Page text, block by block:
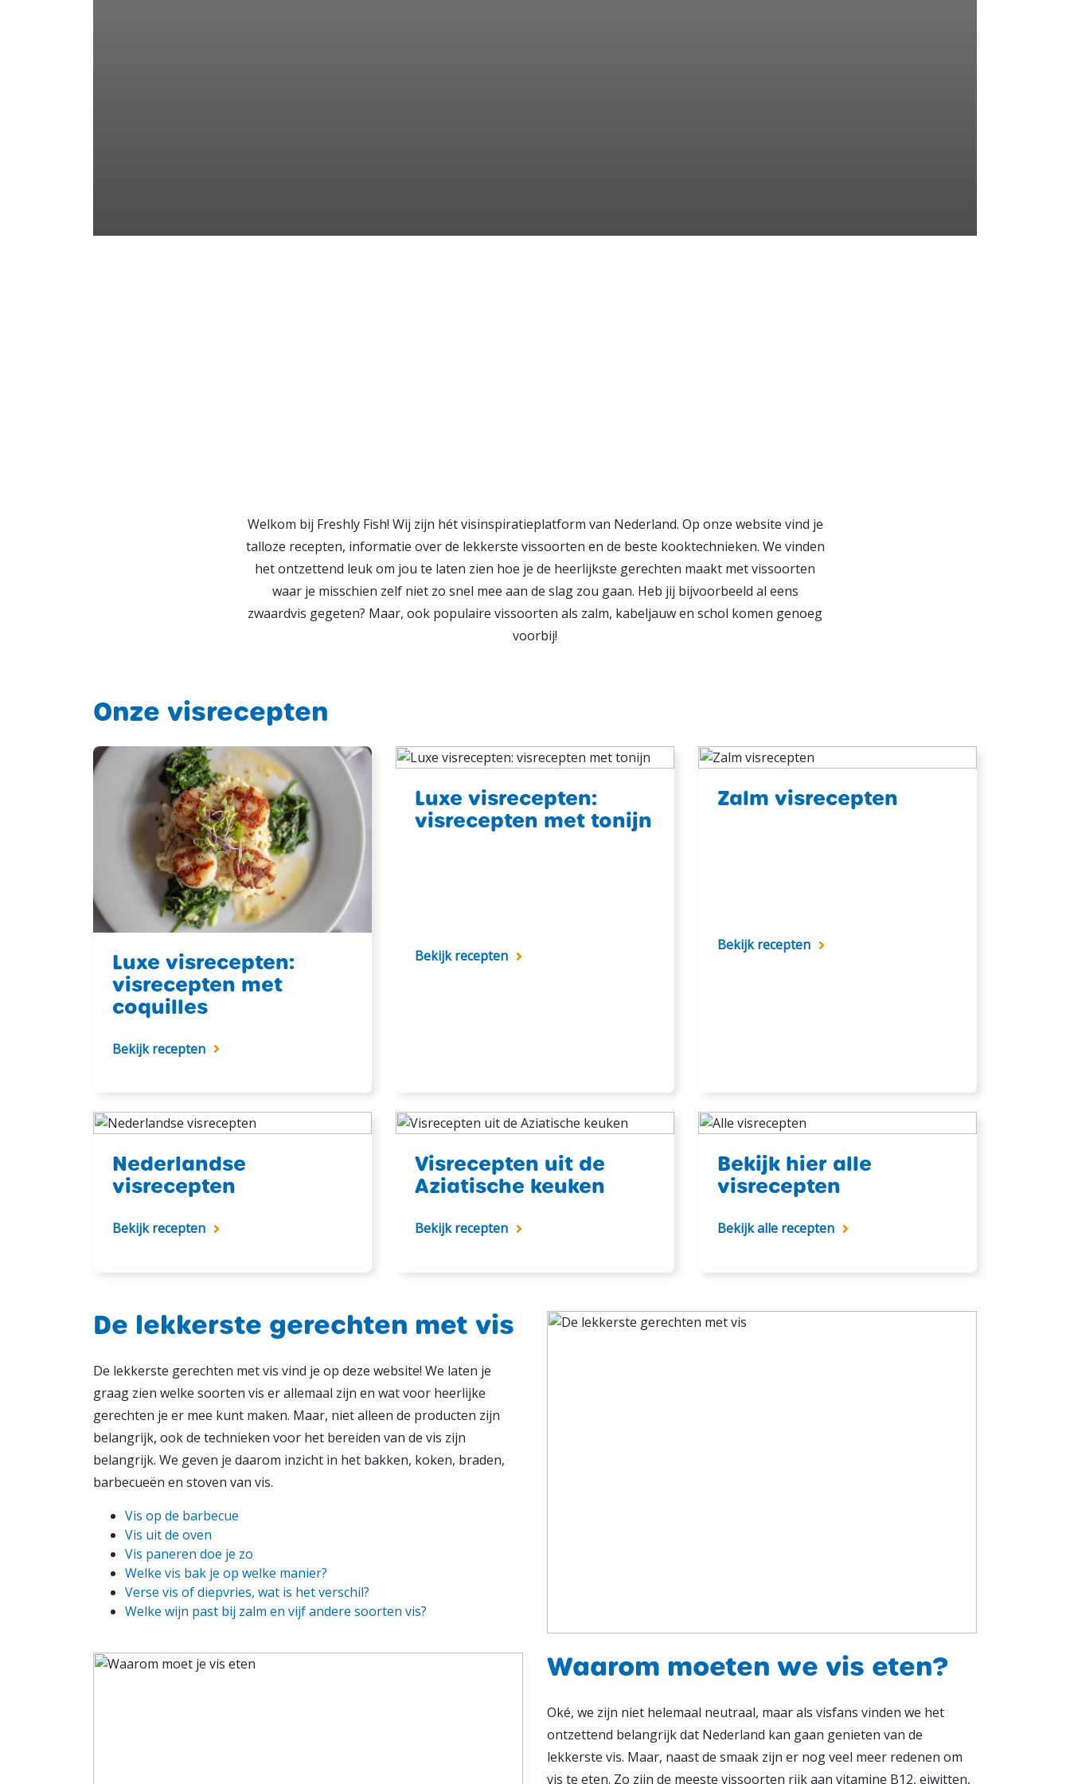
Welkom bij Freshly Fish! Wij zijn hét visinspiratieplatform van Nederland. Op onze website vind je
talloze recepten, informatie over de lekkerste vissoorten en de beste kooktechnieken. We vinden
het ontzettend leuk om jou te laten zien hoe je de heerlijkste gerechten maakt met vissoorten
waar je misschien zelf niet zo snel mee aan de slag zou gaan. Heb jij bijvoorbeeld al eens
zwaardvis gegeten? Maar, ook populaire vissoorten als zalm, kabeljauw en schol komen genoeg
voorbij!
Onze visrecepten
Luxe visrecepten:
visrecepten met
coquilles
Bekijk recepten
Luxe visrecepten:
visrecepten met tonijn
Bekijk recepten
Zalm visrecepten
Bekijk recepten
Nederlandse
visrecepten
Bekijk recepten
Visrecepten uit de
Aziatische keuken
Bekijk recepten
Bekijk hier alle
visrecepten
Bekijk alle recepten
De lekkerste gerechten met vis
De lekkerste gerechten met vis vind je op deze website! We laten je
graag zien welke soorten vis er allemaal zijn en wat voor heerlijke
gerechten je er mee kunt maken. Maar, niet alleen de producten zijn
belangrijk, ook de technieken voor het bereiden van de vis zijn
belangrijk. We geven je daarom inzicht in het bakken, koken, braden,
barbecueën en stoven van vis.
Vis op de barbecue
Vis uit de oven
Vis paneren doe je zo
Welke vis bak je op welke manier?
Verse vis of diepvries, wat is het verschil?
Welke wijn past bij zalm en vijf andere soorten vis?
Waarom moeten we vis eten?
Oké, we zijn niet helemaal neutraal, maar als visfans vinden we het
ontzettend belangrijk dat Nederland kan gaan genieten van de
lekkerste vis. Maar, naast de smaak zijn er nog veel meer redenen om
vis te eten. Zo zijn de meeste vissoorten rijk aan vitamine B12, eiwitten,